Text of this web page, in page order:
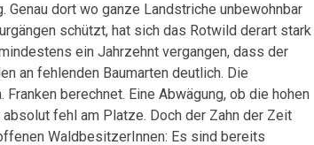
dort wo ganze Landstriche unbewohnbar
schützt, hat sich das Rotwild derart stark
ein Jahrzehnt vergangen, dass der
an fehlenden Baumarten deutlich. Die
berechnet. Eine Abwägung, ob die hohen
fehl am Platze. Doch der Zahn der Zeit
WaldbesitzerInnen: Es sind bereits